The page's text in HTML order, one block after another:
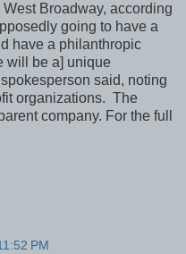
Broadway, according
going to have a
have a philanthropic
will be a] unique
said, noting
organizations. The
company. For the full
PM